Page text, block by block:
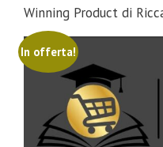
Winning Product di
In offerta!